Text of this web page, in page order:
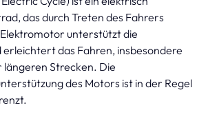
das durch Treten des Fahrers
unterstützt die
das Fahren, insbesondere
längeren Strecken. Die
des Motors ist in der Regel